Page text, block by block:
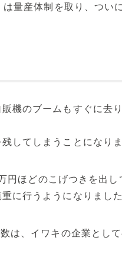
量産体制を取り、つい
機のブームもすぐに去
してしまうことになりま
ほどのこげつきを出し
に行うようになりました
は、イワキの企業とし